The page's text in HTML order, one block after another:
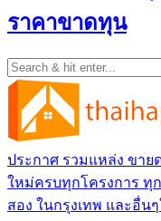
ราคาขาดทุน
ประกาศ รวมแหล่ง ขา
ใหม่ครบทุกโครงการ ทุ
สอง ในกรุงเทพ และอื่น